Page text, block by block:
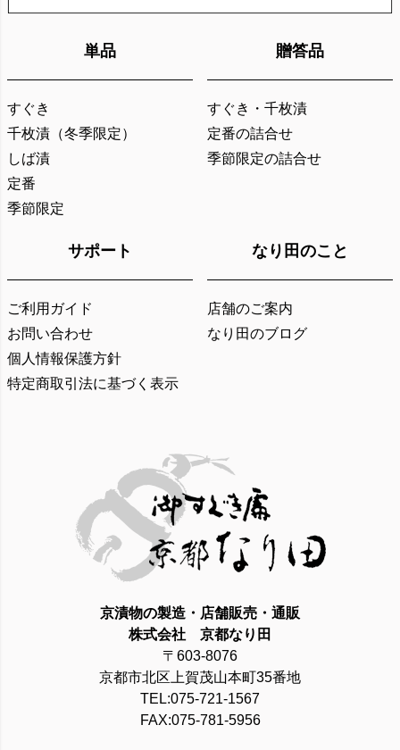
単品
すぐき
千枚漬（冬季限定）
しば漬
定番
季節限定
贈答品
すぐき・千枚漬
定番の詰合せ
季節限定の詰合せ
サポート
ご利用ガイド
お問い合わせ
個人情報保護方針
特定商取引法に基づく表示
なり田のこと
店舗のご案内
なり田のブログ
京漬物の製造・店舗販売・通販
株式会社 京都なり田
〒603-8076
京都市北区上賀茂山本町35番地
TEL:075-721-1567
FAX:075-781-5956